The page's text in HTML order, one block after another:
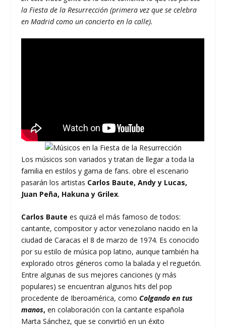
la Fiesta de la Resurrección (primera vez que se celebra
en Madrid como un concierto en la calle).
Los músicos son variados y tratan de llegar a toda la
familia en estilos y gama de fans. obre el escenario
pasarán los artistas Carlos Baute, Andy y Lucas,
Juan Peña, Hakuna y Grilex.
Carlos Baute es quizá el más famoso de todos:
cantante, compositor y actor venezolano nacido en la
ciudad de Caracas el 8 de marzo de 1974. Es conocido
por su estilo de música pop latino, aunque también ha
explorado otros géneros como la balada y el reguetón.
Entre algunas de sus mejores canciones (y más
populares) se encuentran algunos hits del pop
procedente de Iberoamérica, comoColgando en tus
manos, en colaboración con la cantante española
Marta Sánchez, que se convirtió en un éxito